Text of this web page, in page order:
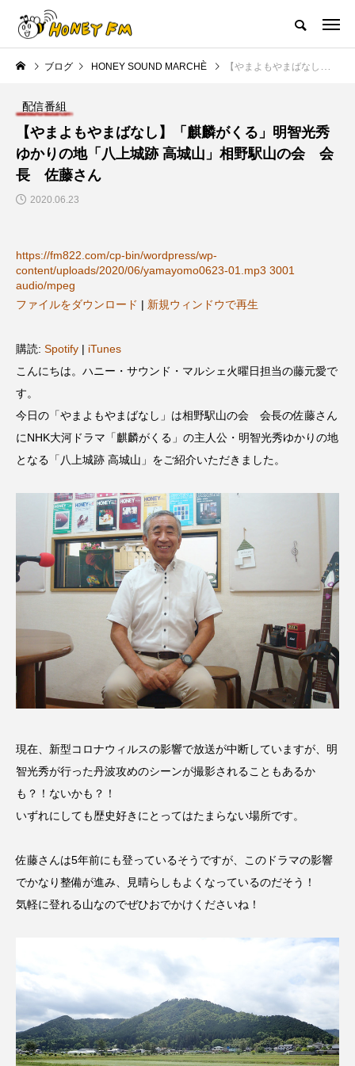
ハニーエフエム｜地域・人にフォーカスし発信するウェブラジオ局
HOME ハニーFMの紹介 後援申請 フリーペーパー プレイ
NEW POST
JAZZ BAR COZY
日（木）今回はビル・エヴァン
ス リバーサイド4部作を特集し
ました！
2024.03.07
ットの山本さん
2026.07.14
TAG LIST
10周年記念 12月号
1975年のケルン・コンサート 1学期 1年生
2024年度 2025年 2025年度
2026年度 20周年
3年生 4年生 6年生 6月号 77
accototo BAD GENIUS BL出版
DEPARTURES FACES PLACES globe
JAZZ KADOKAWA KDDI
LOST LAND
MOCOコレクション オムニバス
Playground/校庭 ROKKO 森の音ミュージアム
ブログ HONEY SOUND MARCHÈ 【やまよもやまばなし】「麒麟がくる」明智光秀ゆかりの地「八上城跡 高城山」相野駅山の会 会長 佐藤さん
配信番組
【やまよもやまばなし】「麒麟がくる」明智光秀
ゆかりの地「八上城跡 高城山」相野駅山の会 会
長 佐藤さん
2020.06.23
https://fm822.com/cp-bin/wordpress/wp-
content/uploads/2020/06/yamayomo0623-01.mp3 3001
audio/mpeg
ファイルをダウンロード | 新規ウィンドウで再生
購読: Spotify | iTunes
こんにちは。ハニー・サウンド・マルシェ火曜日担当の藤元愛で
す。
今日の「やまよもやまばなし」は相野駅山の会 会長の佐藤さん
にNHK大河ドラマ「麒麟がくる」の主人公・明智光秀ゆかりの地
となる「八上城跡 高城山」をご紹介いただきました。
現在、新型コロナウィルスの影響で放送が中断していますが、明
智光秀が行った丹波攻めのシーンが撮影されることもあるか
も？！ないかも？！
いずれにしても歴史好きにとってはたまらない場所です。
佐藤さんは5年前にも登っているそうですが、このドラマの影響
でかなり整備が進み、見晴らしもよくなっているのだそう！
気軽に登れる山なのでぜひおでかけくださいね！